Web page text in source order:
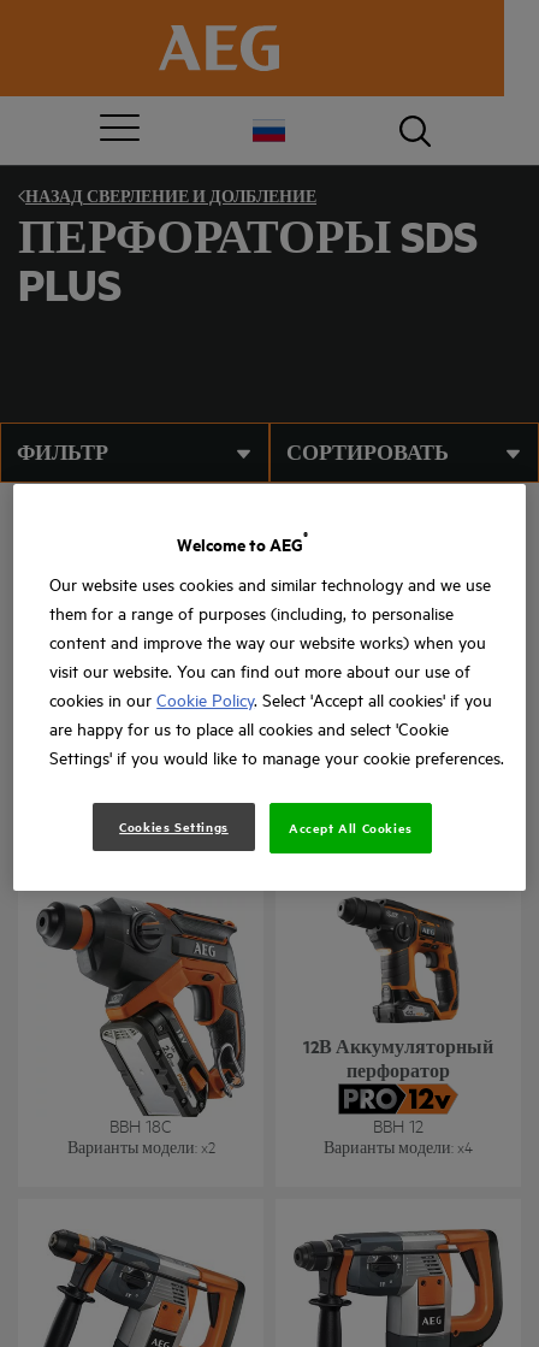
НАЗАД СВЕРЛЕНИЕ И ДОЛБЛЕНИЕ
ПЕРФОРАТОРЫ SDS
PLUS
ФИЛЬТР СОРТИРОВАТЬ
18В БЕСЩЕТОЧНЫЙ
SDS-PLUS
ПЕРФОРАТОР
18В Бесщеточный
перфоратор SDS-plus
18В 4-режимный
перфоратор SDS-Plus
BBH 18C
Варианты модели: x2
12В Аккумуляторный
перфоратор
BBH 12
Варианты модели: x4
Welcome to AEG
®
Our website uses cookies and similar technology and we use
them for a range of purposes (including, to personalise
content and improve the way our website works) when you
visit our website. You can find out more about our use of
cookies in ourCookie Policy. Select 'Accept all cookies' if you
are happy for us to place all cookies and select 'Cookie
Settings' if you would like to manage your cookie preferences.
Cookies Settings Accept All Cookies